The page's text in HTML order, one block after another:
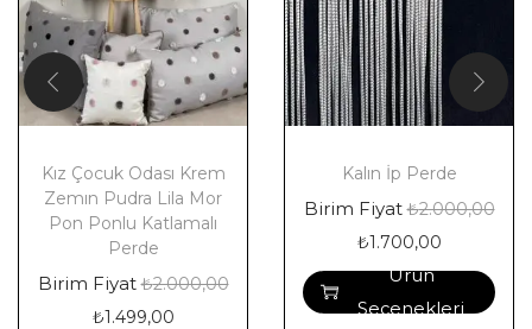
Kız Çocuk Odası Krem
Zemın Pudra Lila Mor
Pon Ponlu Katlamalı
Perde
Birim Fiyat₺2.000,00
₺1.499,00
Kalın İp Perde
Birim Fiyat₺2.000,00
₺1.700,00
Ürün
Seçenekleri